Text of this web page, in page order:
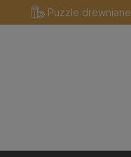
Puzzle drewniane